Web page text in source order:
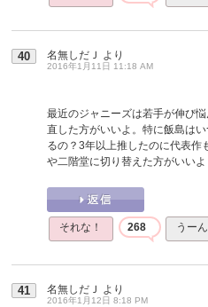
40 名無しだＪ より
2016年1月11日 11:18 AM
最近のジャニーズは若手が伸び
直した方がいいよ。特に飯島は
るの？3年以上推したのに代表作
や二階堂に切り替えた方がいいよ
それな！ 268 うー
41 名無しだＪ より
2016年1月12日 8:18 PM